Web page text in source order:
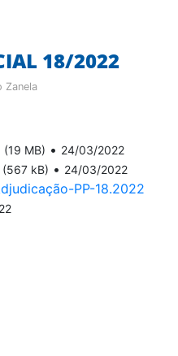
18/2022
Zanela
(19 MB) • 24/03/2022
(567 kB) • 24/03/2022
PP-18.2022